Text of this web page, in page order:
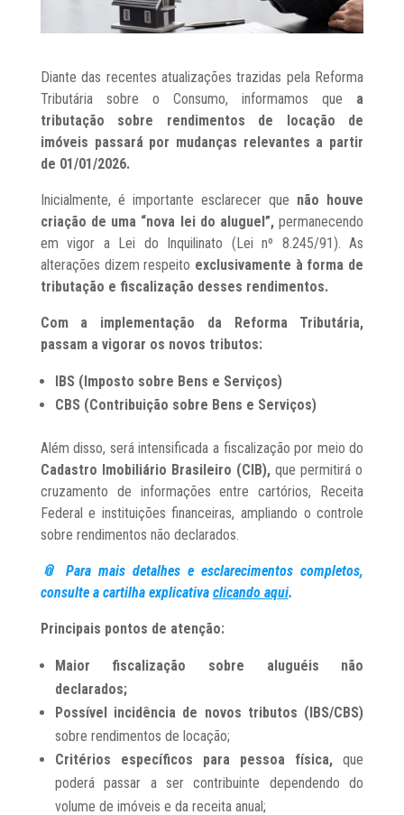
Diante das recentes atualizações trazidas pela Reforma
Tributária sobre o Consumo, informamos que a
tributação sobre rendimentos de locação de
imóveis passará por mudanças relevantes a partir
de 01/01/2026.
Inicialmente, é importante esclarecer que não houve
criação de uma “nova lei do aluguel”,permanecendo
em vigor a Lei do Inquilinato (Lei nº 8.245/91). As
alterações dizem respeito exclusivamente à forma de
tributação e fiscalização desses rendimentos.
Com a implementação da Reforma Tributária,
passam a vigorar os novos tributos:
IBS (Imposto sobre Bens e Serviços)
CBS (Contribuição sobre Bens e Serviços)
Além disso, será intensificada a fiscalização por meio do
Cadastro Imobiliário Brasileiro (CIB),que permitirá o
cruzamento de informações entre cartórios, Receita
Federal e instituições financeiras, ampliando o controle
sobre rendimentos não declarados.
📎 Para mais detalhes e esclarecimentos completos,
consulte a cartilha explicativa clicando aqui.
Principais pontos de atenção:
Maior fiscalização sobre aluguéis não
declarados;
Possível incidência de novos tributos (IBS/CBS)
sobre rendimentos de locação;
Critérios específicos para pessoa física,que
poderá passar a ser contribuinte dependendo do
volume de imóveis e da receita anual;